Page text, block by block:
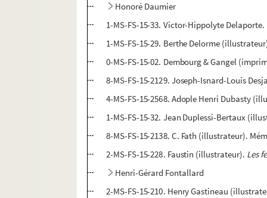
Honoré Daumier
1-MS-FS-15-33. Victor-Hippolyte Delaporte.
1-MS-FS-15-29. Berthe Delorme
0-MS-FS-15-02. Dembourg & Gangel
8-MS-FS-15-2129. Joseph-Isnard-Louis
4-MS-FS-15-2568. Adople Henri Dubasty
1-MS-FS-15-32. Jean Duplessi-Bertaux
8-MS-FS-15-2138. C. Fath (illustrateur).
2-MS-FS-15-228. Faustin (illustrateur). Les
Henri-Gérard Fontallard
2-MS-FS-15-210. Henry Gastineau